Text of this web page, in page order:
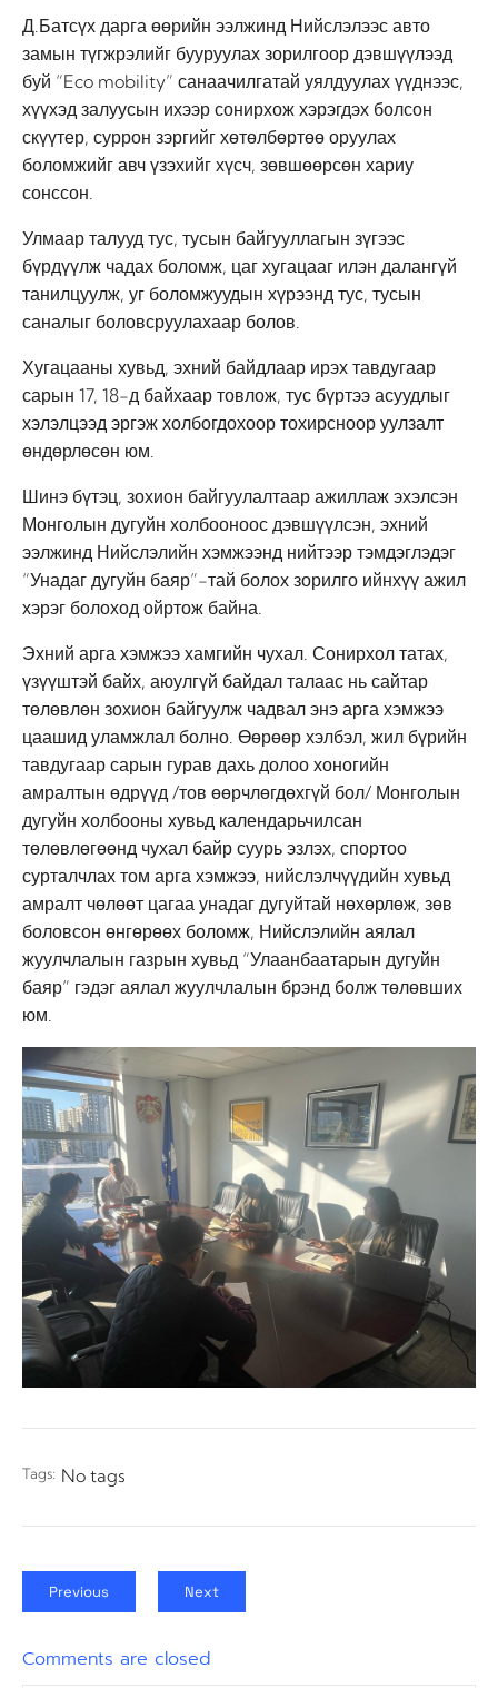
Д.Батсүх дарга өөрийн ээлжинд Нийслэлээс авто
замын түгжрэлийг бууруулах зорилгоор дэвшүүлээд
буй “Eco mobility” санаачилгатай уялдуулах үүднээс,
хүүхэд залуусын ихээр сонирхож хэрэгдэх болсон
скүүтер, суррон зэргийг хөтөлбөртөө оруулах
боломжийг авч үзэхийг хүсч, зөвшөөрсөн хариу
сонссон.
Улмаар талууд тус, тусын байгууллагын зүгээс
бүрдүүлж чадах боломж, цаг хугацааг илэн далангүй
танилцуулж, уг боломжуудын хүрээнд тус, тусын
саналыг боловсруулахаар болов.
Хугацааны хувьд, эхний байдлаар ирэх тавдугаар
сарын 17, 18-д байхаар товлож, тус бүртээ асуудлыг
хэлэлцээд эргэж холбогдохоор тохирсноор уулзалт
өндөрлөсөн юм.
Шинэ бүтэц, зохион байгуулалтаар ажиллаж эхэлсэн
Монголын дугуйн холбооноос дэвшүүлсэн, эхний
ээлжинд Нийслэлийн хэмжээнд нийтээр тэмдэглэдэг
“Унадаг дугуйн баяр”-тай болох зорилго ийнхүү ажил
хэрэг болоход ойртож байна.
Эхний арга хэмжээ хамгийн чухал. Сонирхол татах,
үзүүштэй байх, аюулгүй байдал талаас нь сайтар
төлөвлөн зохион байгуулж чадвал энэ арга хэмжээ
цаашид уламжлал болно. Өөрөөр хэлбэл, жил бүрийн
тавдугаар сарын гурав дахь долоо хоногийн
амралтын өдрүүд /тов өөрчлөгдөхгүй бол/ Монголын
дугуйн холбооны хувьд календарьчилсан
төлөвлөгөөнд чухал байр суурь эзлэх, спортоо
сурталчлах том арга хэмжээ, нийслэлчүүдийн хувьд
амралт чөлөөт цагаа унадаг дугуйтай нөхөрлөж, зөв
боловсон өнгөрөөх боломж, Нийслэлийн аялал
жуулчлалын газрын хувьд “Улаанбаатарын дугуйн
баяр” гэдэг аялал жуулчлалын брэнд болж төлөвших
юм.
Tags: No tags
Previous Next
Comments are closed